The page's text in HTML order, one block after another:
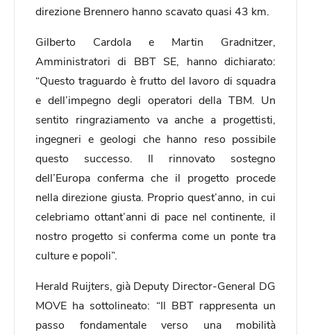
direzione Brennero hanno scavato quasi 43 km.
Gilberto Cardola e Martin Gradnitzer,
Amministratori di BBT SE, hanno dichiarato:
“Questo traguardo è frutto del lavoro di squadra
e dell’impegno degli operatori della TBM. Un
sentito ringraziamento va anche a progettisti,
ingegneri e geologi che hanno reso possibile
questo successo. Il rinnovato sostegno
dell’Europa conferma che il progetto procede
nella direzione giusta. Proprio quest’anno, in cui
celebriamo ottant’anni di pace nel continente, il
nostro progetto si conferma come un ponte tra
culture e popoli”.
Herald Ruijters, già Deputy Director-General DG
MOVE ha sottolineato: “Il BBT rappresenta un
passo fondamentale verso una mobilità